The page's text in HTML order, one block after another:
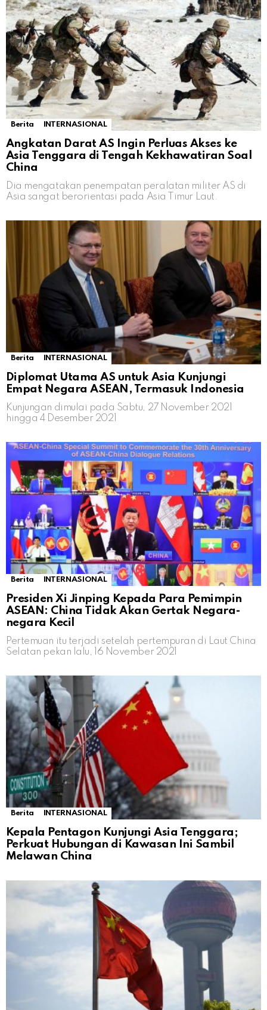
Berita INTERNASIONAL
Angkatan Darat AS Ingin Perluas Akses ke
Asia Tenggara di Tengah Kekhawatiran Soal
China
Dia mengatakan penempatan peralatan militer AS di
Asia sangat berorientasi pada Asia Timur Laut.
Berita INTERNASIONAL
Diplomat Utama AS untuk Asia Kunjungi
Empat Negara ASEAN, Termasuk Indonesia
Kunjungan dimulai pada Sabtu, 27 November 2021
hingga 4 Desember 2021
Berita INTERNASIONAL
Presiden Xi Jinping Kepada Para Pemimpin
ASEAN: China Tidak Akan Gertak Negara-
negara Kecil
Pertemuan itu terjadi setelah pertempuran di Laut China
Selatan pekan lalu, 16 November 2021
Berita INTERNASIONAL
Kepala Pentagon Kunjungi Asia Tenggara;
Perkuat Hubungan di Kawasan Ini Sambil
Melawan China